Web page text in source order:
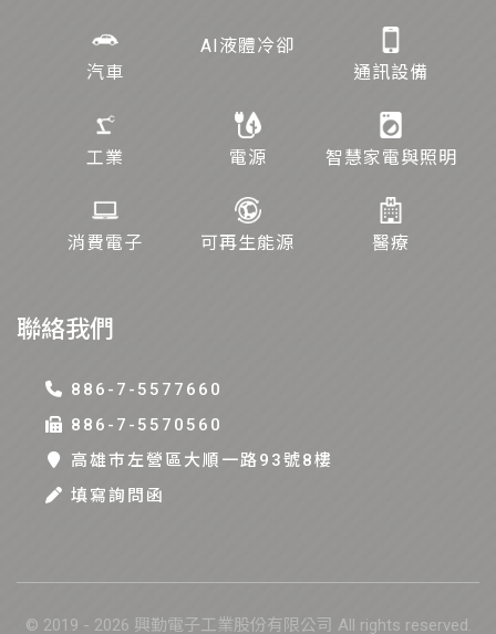
汽車
AI液體冷卻
通訊設備
工業 電源 智慧家電與照明
消費電子 可再生能源 醫療
聯絡我們
886-7-5577660
886-7-5570560
高雄巿左營區大順一路93號8樓
填寫詢問函
© 2019 - 2026 興勤電子工業股份有限公司 All rights reserved.